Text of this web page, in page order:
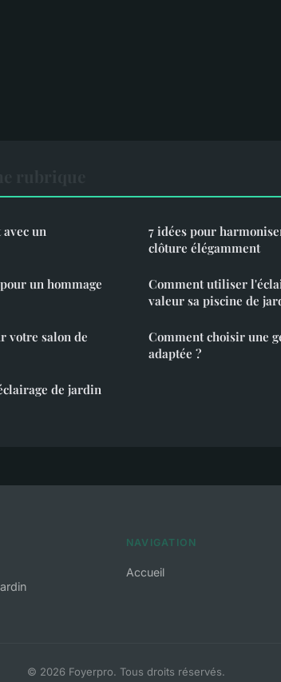
un
un hommage
votre salon de
de jardin
7 idées pour
clôture élégamment
Comment utiliser
valeur sa piscine de
Comment choisir une
adaptée ?
NAVIGATION
Accueil
© 2026 Foyerpro. Tous droits réservés.